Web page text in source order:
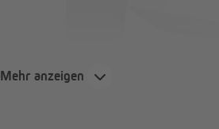
Mehr anzeigen